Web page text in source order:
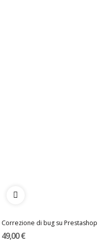
Correzione di bug su Prestashop
49,00 €